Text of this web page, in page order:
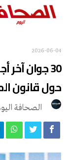
2026-06-04
30 جوان
حول قانون